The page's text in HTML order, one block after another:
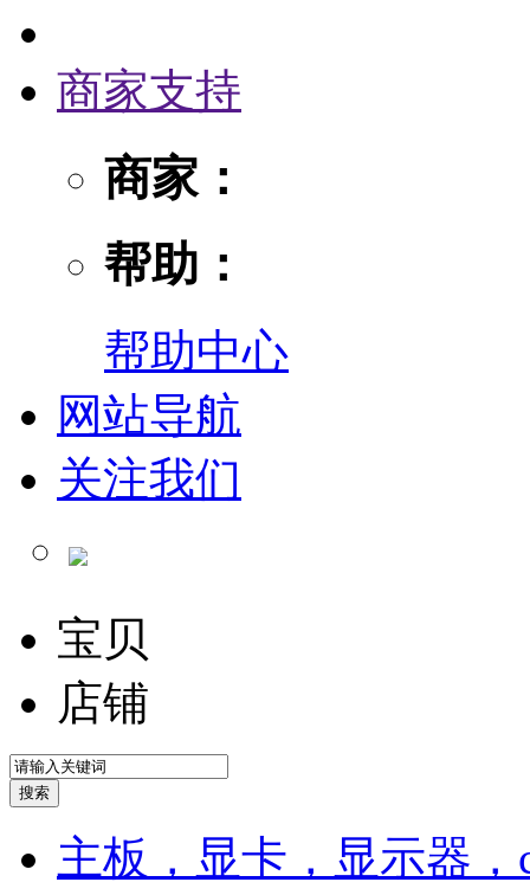
商家支持
商家：
帮助：
帮助中心
网站导航
关注我们
宝贝
店铺
主板，显卡，显示器